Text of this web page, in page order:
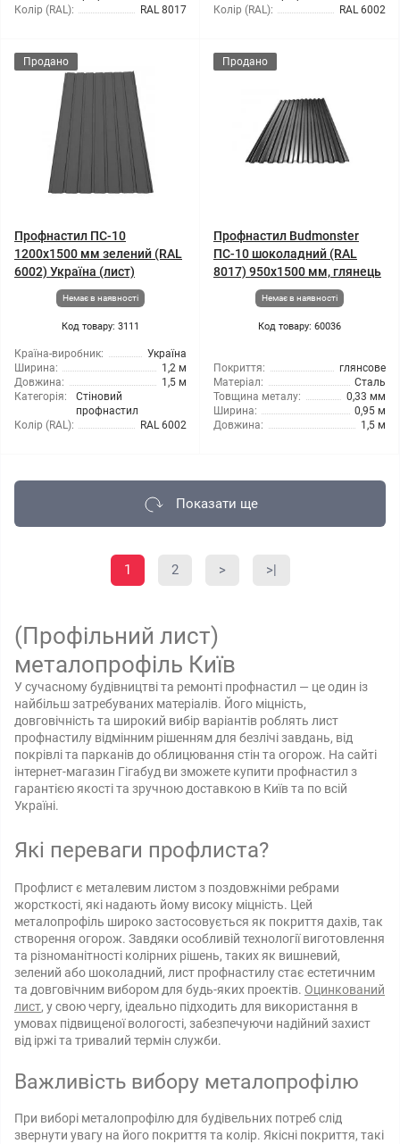
Колір (RAL):
RAL 8017
Колір (RAL):
RAL 6002
Продано
Профнастил ПС-10
1200x1500 мм зелений (RAL
6002) Україна (лист)
Немає в наявності
Код товару: 3111
Країна-виробник:
Україна
Ширина:
1,2 м
Довжина:
1,5 м
Категорія:
Стіновий
профнастил
Колір (RAL):
RAL 6002
Продано
Профнастил Budmonster
ПС-10 шоколадний (RAL
8017) 950x1500 мм, глянець
Немає в наявності
Код товару: 60036
Покриття:
глянсове
Матеріал:
Сталь
Товщина металу:
0,33 мм
Ширина:
0,95 м
Довжина:
1,5 м
Показати ще
1 2 > >|
(Профільний лист)
металопрофіль Київ
У сучасному будівництві та ремонті профнастил — це один із
найбільш затребуваних матеріалів. Його міцність,
довговічність та широкий вибір варіантів роблять лист
профнастилу відмінним рішенням для безлічі завдань, від
покрівлі та парканів до облицювання стін та огорож. На сайті
інтернет-магазин Гігабуд ви зможете купити профнастил з
гарантією якості та зручною доставкою в Київ та по всій
Україні.
Які переваги профлиста?
Профлист є металевим листом з поздовжніми ребрами
жорсткості, які надають йому високу міцність. Цей
металопрофіль широко застосовується як покриття дахів, так
створення огорож. Завдяки особливій технології виготовлення
та різноманітності колірних рішень, таких як вишневий,
зелений або шоколадний, лист профнастилу стає естетичним
та довговічним вибором для будь-яких проектів. Оцинкований
лист, у свою чергу, ідеально підходить для використання в
умовах підвищеної вологості, забезпечуючи надійний захист
від іржі та тривалий термін служби.
Важливість вибору металопрофілю
При виборі металопрофілю для будівельних потреб слід
звернути увагу на його покриття та колір. Якісні покриття, такі